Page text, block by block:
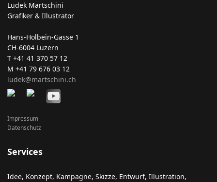
Ludek Martschini
Grafiker & Illustrator
Hans-Holbein-Gasse 1
CH-6004 Luzern
T +41 41 370 57 12
M +41 79 676 03 12
ludek@martschini.ch
Impressum
Datenschutz
Services
Idee, Konzept, Kampagne, Skizze, Entwurf, Illustration,